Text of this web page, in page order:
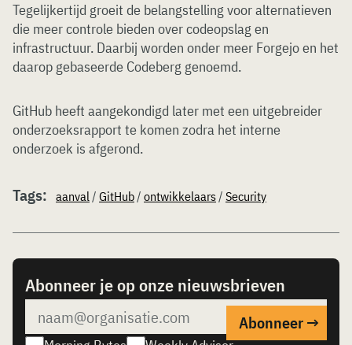
Tegelijkertijd groeit de belangstelling voor alternatieven
die meer controle bieden over codeopslag en
infrastructuur. Daarbij worden onder meer Forgejo en het
daarop gebaseerde Codeberg genoemd.
GitHub heeft aangekondigd later met een uitgebreider
onderzoeksrapport te komen zodra het interne
onderzoek is afgerond.
Tags: aanval/ GitHub/ ontwikkelaars/ Security
Abonneer je op onze nieuwsbrieven